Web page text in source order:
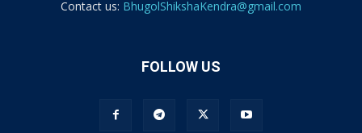
Contact us: BhugolShikshaKendra@gmail.com
FOLLOW US